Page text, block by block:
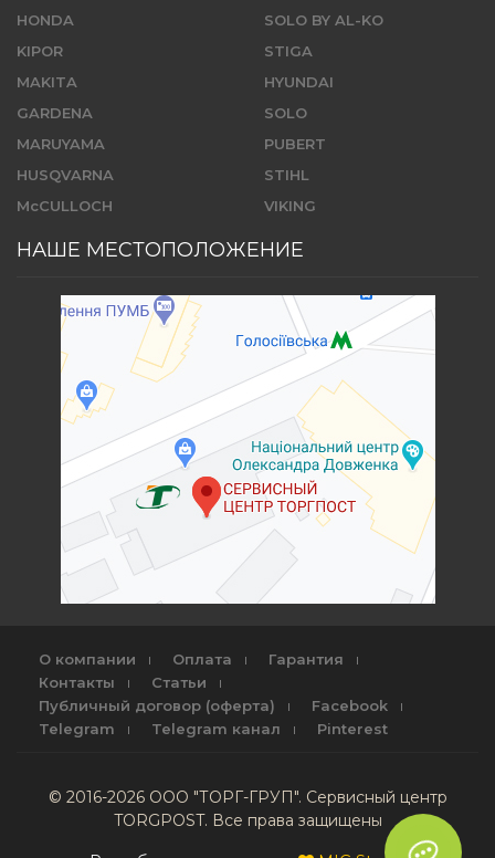
HONDA
KIPOR
MAKITA
GARDENA
MARUYAMA
HUSQVARNA
McCULLOCH
SOLO BY AL-KO
STIGA
HYUNDAI
SOLO
PUBERT
STIHL
VIKING
НАШЕ МЕСТОПОЛОЖЕНИЕ
О компании Оплата
Гарантия
Контакты
Статьи
Публичный договор (оферта)
Facebook
Telegram
Telegram канал Pinterest
© 2016-2026 ООО "ТОРГ-ГРУП". Сервисный центр
TORGPOST. Все права защищены